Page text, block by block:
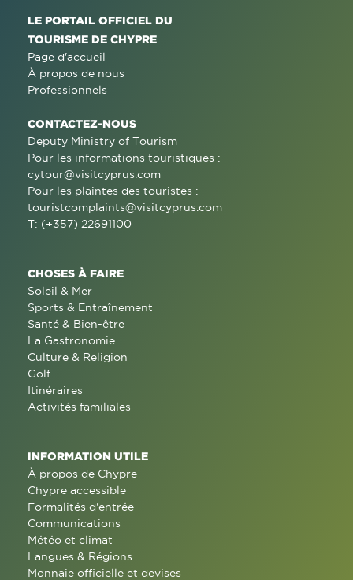
LE PORTAIL OFFICIEL DU
TOURISME DE CHYPRE
Page d'accueil
À propos de nous
Professionnels
CONTACTEZ-NOUS
Deputy Ministry of Tourism
Pour les informations touristiques :
cytour@visitcyprus.com
Pour les plaintes des touristes :
touristcomplaints@visitcyprus.com
T: (+357) 22691100
CHOSES À FAIRE
Soleil & Mer
Sports & Entraînement
Santé & Bien-être
La Gastronomie
Culture & Religion
Golf
Itinéraires
Activités familiales
INFORMATION UTILE
À propos de Chypre
Chypre accessible
Formalités d'entrée
Communications
Météo et climat
Langues & Régions
Monnaie officielle et devises